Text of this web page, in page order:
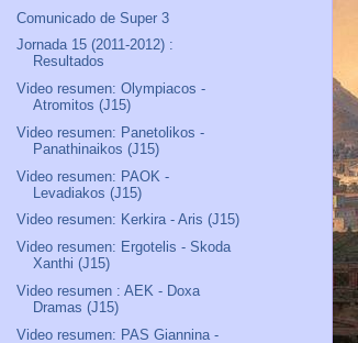
Comunicado de Super 3
Jornada 15 (2011-2012) :
Resultados
Video resumen: Olympiacos -
Atromitos (J15)
Video resumen: Panetolikos -
Panathinaikos (J15)
Video resumen: PAOK -
Levadiakos (J15)
Video resumen: Kerkira - Aris (J15)
Video resumen: Ergotelis - Skoda
Xanthi (J15)
Video resumen : AEK - Doxa
Dramas (J15)
Video resumen: PAS Giannina -